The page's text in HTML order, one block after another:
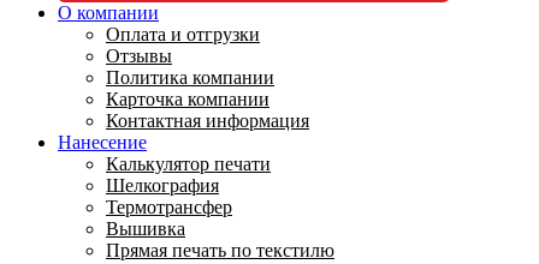
О компании
Оплата и отгрузки
Отзывы
Политика компании
Карточка компании
Контактная информация
Нанесение
Калькулятор печати
Шелкография
Термотрансфер
Вышивка
Прямая печать по текстилю